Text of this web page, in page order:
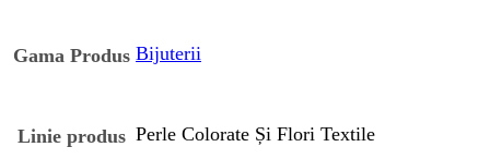
Gama Produs Bijuterii
Linie produs Perle Colorate Și Flori Textile